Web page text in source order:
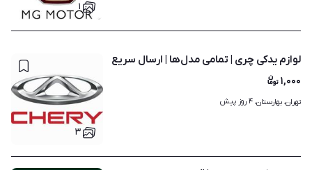
۱
۳
لوازم یدکی چری | تمامی مدل‌ها | ارسال سریع
۱,۰۰۰
تهران، بهارستان، ۴ روز پیش